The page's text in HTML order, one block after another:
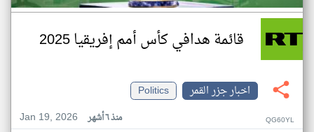
قائمة هدافي كأس أمم إفريقيا 2025
اخبار جزر القمر
Politics
Jan 19, 2026
منذ ٦ أشهر QG60YL